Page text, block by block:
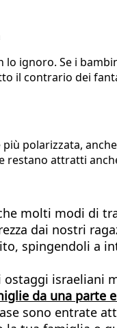
lo ignoro. Se i
il contrario dei
polarizzata,
attratti
molti modi di
dai nostri
spingendoli a
israeliani
da una parte
sono entrate